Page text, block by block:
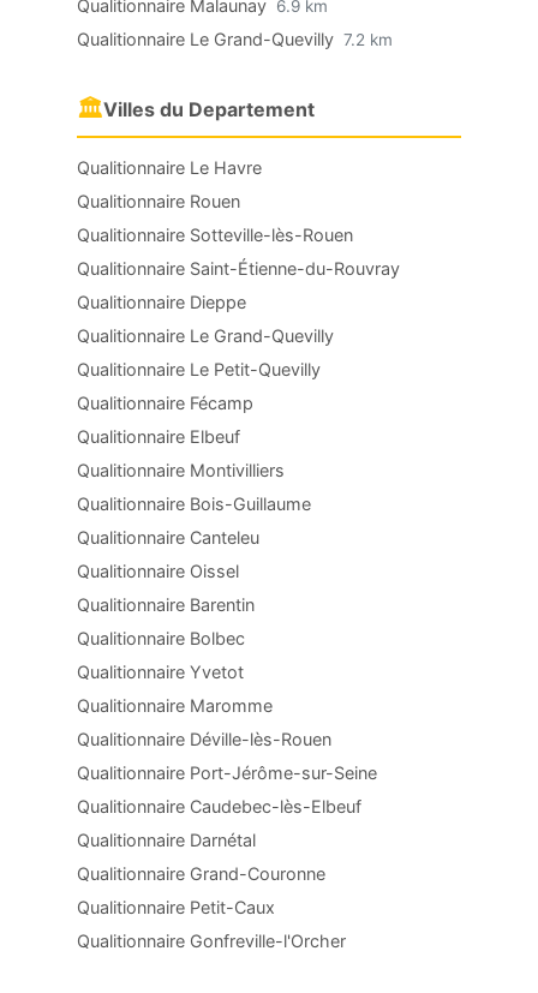
Qualitionnaire Malaunay 6.9 km
Qualitionnaire Le Grand-Quevilly 7.2 km
🏛Villes du Departement
Qualitionnaire Le Havre
Qualitionnaire Rouen
Qualitionnaire Sotteville-lès-Rouen
Qualitionnaire Saint-Étienne-du-Rouvray
Qualitionnaire Dieppe
Qualitionnaire Le Grand-Quevilly
Qualitionnaire Le Petit-Quevilly
Qualitionnaire Fécamp
Qualitionnaire Elbeuf
Qualitionnaire Montivilliers
Qualitionnaire Bois-Guillaume
Qualitionnaire Canteleu
Qualitionnaire Oissel
Qualitionnaire Barentin
Qualitionnaire Bolbec
Qualitionnaire Yvetot
Qualitionnaire Maromme
Qualitionnaire Déville-lès-Rouen
Qualitionnaire Port-Jérôme-sur-Seine
Qualitionnaire Caudebec-lès-Elbeuf
Qualitionnaire Darnétal
Qualitionnaire Grand-Couronne
Qualitionnaire Petit-Caux
Qualitionnaire Gonfreville-l'Orcher